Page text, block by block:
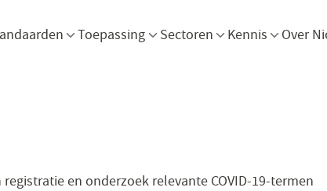
Menu openen Menu openen
Toepassing Menu openen
Sectoren Menu openen
Kennis Over
en onderzoek relevante COVID-19-termen